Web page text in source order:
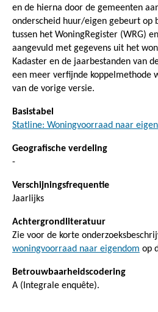
en de hierna door de gemeenten
onderscheid huur/eigen gebeurt op
tussen het WoningRegister (WRG)
aangevuld met gegevens uit het
Kadaster en de jaarbestanden van
een meer verfijnde koppelmethode
van de vorige versie.
Basistabel
Statline: Woningvoorraad naar
Geografische verdeling
-
Verschijningsfrequentie
Jaarlijks
Achtergrondliteratuur
Zie voor de korte
woningvoorraad naar eigendom op
Betrouwbaarheidscodering
A (Integrale enquête).